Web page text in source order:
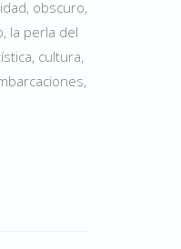
obscuro,
la perla del
cultura,